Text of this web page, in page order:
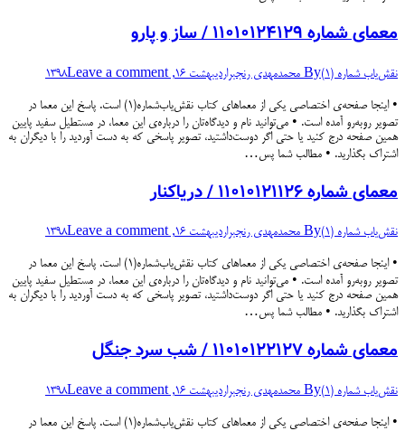
معمای شماره ۱۱۰۱۰۱۲۴۱۲۹ / ساز و پارو
نقش‌یاب شماره (۱) By محمدمهدی رنجبراردیبهشت 16, 1398 Leave a comment
• اینجا صفحه‌ی اختصاصی یکی از معماهای کتاب نقش‌یاب‌شماره(۱) است. پاسخ این معما در
تصویر روبه‌رو آمده است. • می‌توانید نام و دیدگاه‌تان را درباره‌ی این معما، در مستطیل سفید پایین
همین صفحه درج کنید یا حتی اگر دوست‌داشتید، تصویر پاسخی که به دست آوردید را با دیگران به
اشتراک بگذارید. • مطالب شما پس…
معمای شماره ۱۱۰۱۰۱۲۱۱۲۶ / دریاکنار
نقش‌یاب شماره (۱) By محمدمهدی رنجبراردیبهشت 16, 1398 Leave a comment
• اینجا صفحه‌ی اختصاصی یکی از معماهای کتاب نقش‌یاب‌شماره(۱) است. پاسخ این معما در
تصویر روبه‌رو آمده است. • می‌توانید نام و دیدگاه‌تان را درباره‌ی این معما، در مستطیل سفید پایین
همین صفحه درج کنید یا حتی اگر دوست‌داشتید، تصویر پاسخی که به دست آوردید را با دیگران به
اشتراک بگذارید. • مطالب شما پس…
معمای شماره ۱۱۰۱۰۱۲۲۱۲۷ / شب سرد جنگل
نقش‌یاب شماره (۱) By محمدمهدی رنجبراردیبهشت 16, 1398 Leave a comment
• اینجا صفحه‌ی اختصاصی یکی از معماهای کتاب نقش‌یاب‌شماره(۱) است. پاسخ این معما در